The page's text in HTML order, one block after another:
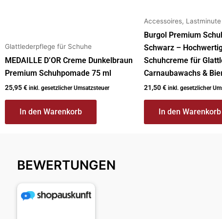
Glattlederpflege für Schuhe
MEDAILLE D’OR Creme Dunkelbraun
Premium Schuhpomade 75 ml
25,95€ inkl. gesetzlicher Umsatzsteuer
In den Warenkorb
Accessoires,
Burgol Premium
Schwarz –
Schuhcreme für
Carnaubawachs &
21,50€ inkl. gesetzlicher
In den Warenkorb
BEWERTUNGEN